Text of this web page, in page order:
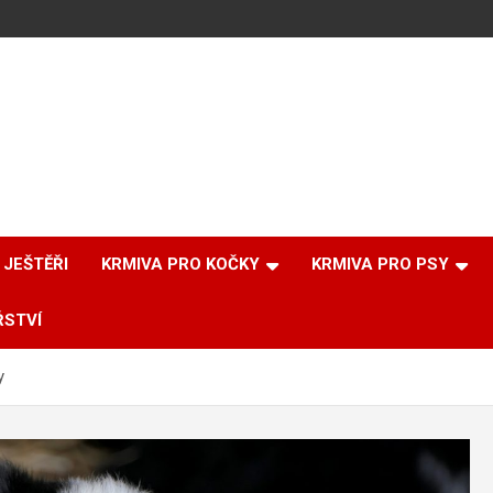
JEŠTĚŘI KRMIVA PRO KOČKY KRMIVA PRO PSY